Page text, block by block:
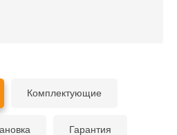
Комплектующие
Гарантия